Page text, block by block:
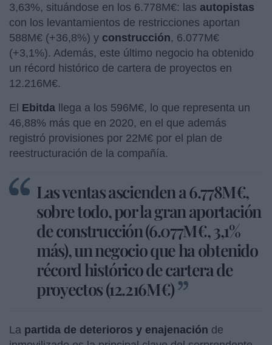
3,63%, situándose en los 6.778M€: las autopistas
con los levantamientos de restricciones aportan
588M€ (+36,8%) y construcción, 6.077M€
(+3,1%). Además, este último negocio ha obtenido
un récord histórico de cartera de proyectos en
12.216M€.
El Ebitda llega a los 596M€, lo que representa un
46,88% más que en 2020, en el que además
registró provisiones por 22M€ por el plan de
reestructuración de la compañía.
Las ventas ascienden a 6.778M€,
sobre todo, por la gran aportación
de construcción (6.077M€, 3,1%
más), un negocio que ha obtenido
récord histórico de cartera de
proyectos (12.216M€)
La partida de deterioros y enajenación de